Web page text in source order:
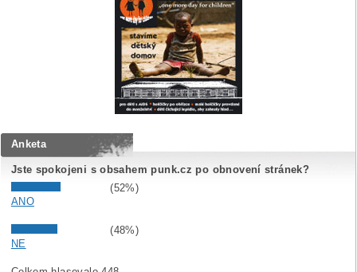
Anketa
Jste spokojeni s obsahem punk.cz po obnovení stránek?
(52%)
ANO
(48%)
NE